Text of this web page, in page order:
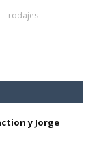
rodajes
y Jorge